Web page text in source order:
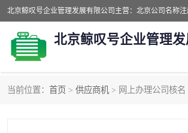
当前位置： 首页 > 供应商机 > 网上办理公司核名